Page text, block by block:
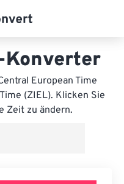
Konverter
European Time
(ZIEL). Klicken Sie
Zeit zu ändern.